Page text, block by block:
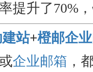
提升了70%
建站+橙邮企
企业邮箱 ，